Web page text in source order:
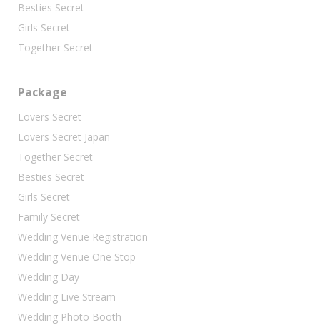
Besties Secret
Girls Secret
Together Secret
Package
Lovers Secret
Lovers Secret Japan
Together Secret
Besties Secret
Girls Secret
Family Secret
Wedding Venue Registration
Wedding Venue One Stop
Wedding Day
Wedding Live Stream
Wedding Photo Booth